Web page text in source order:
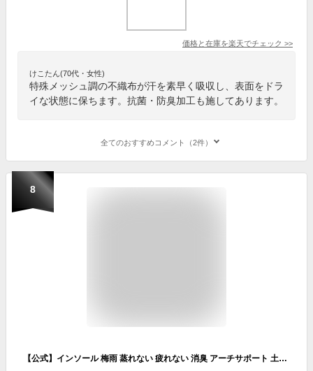
価格と在庫を楽天でチェック >>
けこたん(70代・女性)
特殊メッシュ調の不織布が汗を素早く吸収し、表面をドラ
イな状態に保ちます。抗菌・防臭加工も施してあります。
全てのおすすめコメント（2件）
8
【公式】インソール 梅雨 蒸れない 疲れない 消臭 アーチサポート 土踏まず 足裏 衝撃吸収 足の疲れ 疲労軽減 姿勢矯正 ビバサマー 開張足 体幹 偏平足 外反母趾 長靴 スニーカー 長靴 メンズ レディース 銀イオン 夏 ぺダック ぺだっく